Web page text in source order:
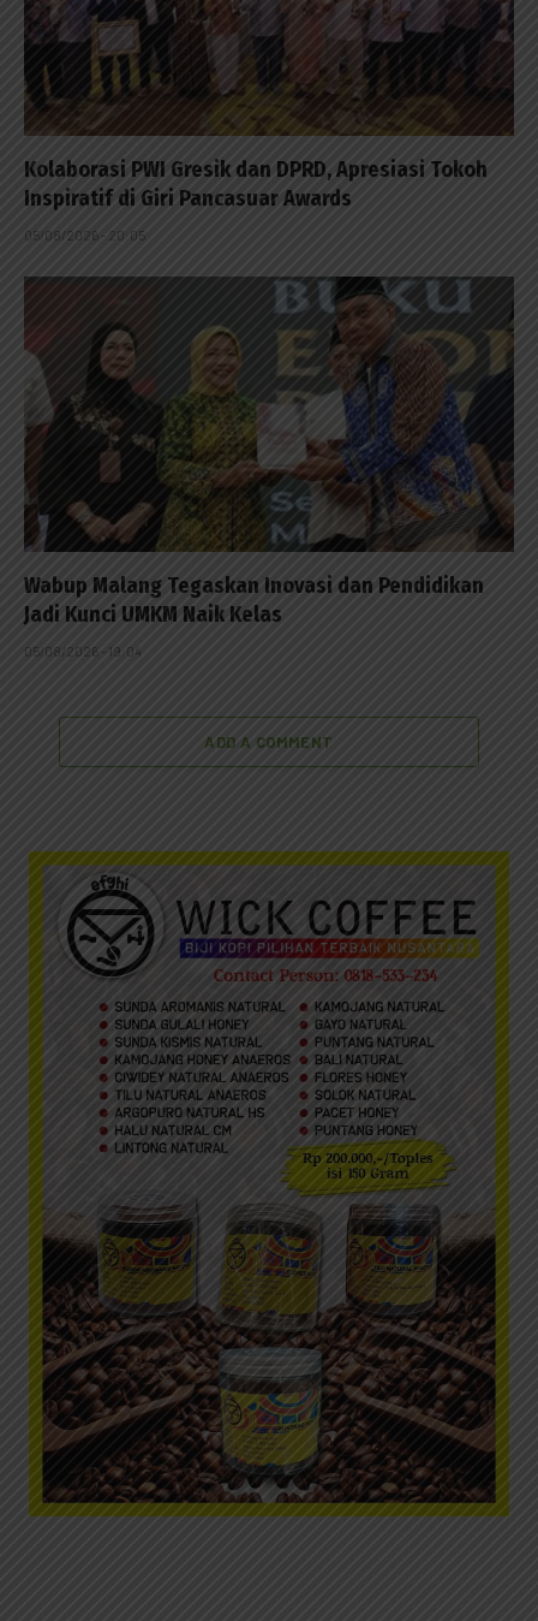
Kolaborasi PWI Gresik dan DPRD, Apresiasi Tokoh
Inspiratif di Giri Pancasuar Awards
05/08/2026 - 20:05
Wabup Malang Tegaskan Inovasi dan Pendidikan
Jadi Kunci UMKM Naik Kelas
05/08/2026 - 19:04
ADD A COMMENT